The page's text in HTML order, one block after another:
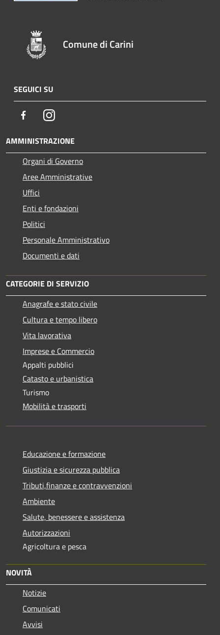
Comune di Carini
SEGUICI SU
FacebookInstagram
AMMINISTRAZIONE
Organi di Governo
Aree Amministrative
Uffici
Enti e fondazioni
Politici
Personale Amministrativo
Documenti e dati
CATEGORIE DI SERVIZIO
Anagrafe e stato civile
Cultura e tempo libero
Vita lavorativa
Imprese e Commercio
Appalti pubblici
Catasto e urbanistica
Turismo
Mobilità e trasporti
Educazione e formazione
Giustizia e sicurezza pubblica
Tributi,finanze e contravvenzioni
Ambiente
Salute, benessere e assistenza
Autorizzazioni
Agricoltura e pesca
NOVITÀ
Notizie
Comunicati
Avvisi